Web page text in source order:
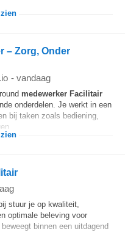
– Zorg, Onder
- vandaag
medewerker Facilitair
onderdelen. Je werkt in een
bij taken zoals bediening,
stuur je op kwaliteit,
optimale beleving voor
binnen een uitdagend